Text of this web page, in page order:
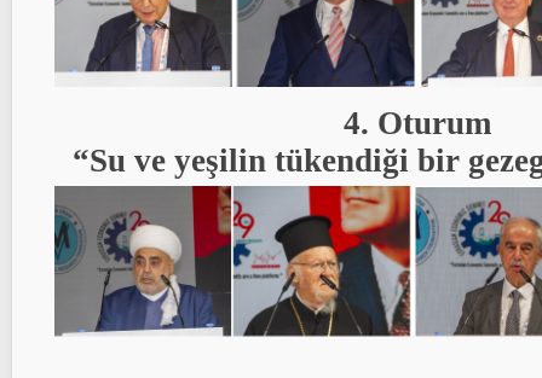
4. Oturum
“Su ve yeşilin tükendiği bir